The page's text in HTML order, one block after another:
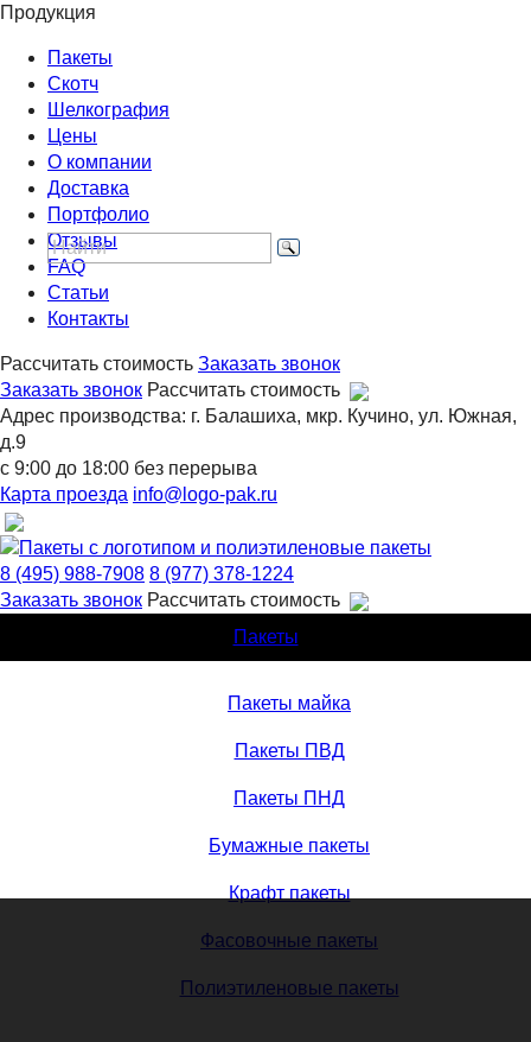
Продукция
Пакеты
Скотч
Шелкография
Цены
О компании
Доставка
Портфолио
Отзывы
FAQ
Статьи
Контакты
Рассчитать стоимость Заказать звонок
Заказать звонок Рассчитать стоимость
Адрес производства: г. Балашиха, мкр. Кучино, ул. Южная,
д.9
с 9:00 до 18:00 без перерыва
Карта проезда info@logo-pak.ru
8 (495) 988-7908 8 (977) 378-1224
Заказать звонок Рассчитать стоимость
Пакеты
Пакеты майка
Пакеты ПВД
Пакеты ПНД
Бумажные пакеты
Крафт пакеты
Фасовочные пакеты
Полиэтиленовые пакеты